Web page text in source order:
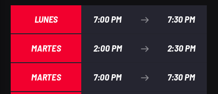
CURRENT TRACK
DANILO MONTERO
EL SEÑOR ES MI PASTOR
LUNES 7:00 PM 7:30 PM
MARTES 2:00 PM 2:30 PM
MARTES 7:00 PM 7:30 PM